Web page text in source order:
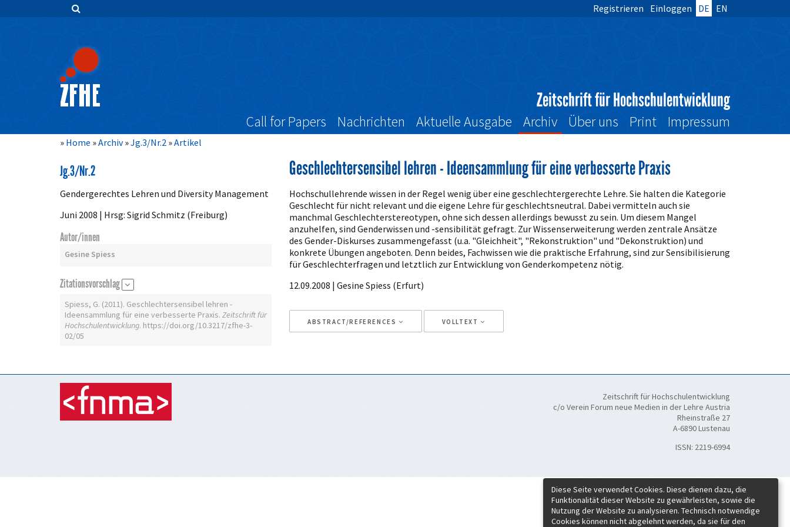
Zum
Hauptnavigation
Registrieren Einloggen DE EN
Zeitschrift für Hochschulentwicklung
Call for Papers Nachrichten Aktuelle Ausgabe Archiv Über uns Print Impressum
Home Archiv Jg.3/Nr.2 Artikel
Geschlechtersensibel lehren - Ideensammlung für eine verbesserte Praxis
Artikelinhalt
Hochschullehrende wissen in der Regel wenig über eine geschlechtergerechte Lehre. Sie halten die Kategorie
Geschlecht für nicht relevant und die eigene Lehre für geschlechtsneutral. Dabei vermitteln auch sie
manchmal Geschlechterstereotypen, ohne sich dessen allerdings bewusst zu sein. Um diesem Mangel
anzuhelfen, sind Genderwissen und -sensibilität gefragt. Zur Wissenserweiterung werden zentrale Ansätze
des Gender-Diskurses zusammengefasst (u.a. "Gleichheit", "Rekonstruktion" und "Dekonstruktion) und
konkrete Übungen angeboten. Denn beides, Fachwissen wie die praktische Erfahrung, sind zur Sensibilisierung
für Geschlechterfragen und letztlich zur Entwicklung von Genderkompetenz nötig.
12.09.2008 | Gesine Spiess (Erfurt)
ABSTRACT/REFERENCES VOLLTEXT
Jg.3/Nr.2
Gendergerechtes Lehren und Diversity Management
Juni 2008 | Hrsg: Sigrid Schmitz (Freiburg)
Autor/innen
Gesine Spiess
Zitationsvorschlag
Spiess, G. (2011). Geschlechtersensibel lehren -
Ideensammlung für eine verbesserte Praxis. Zeitschrift für
Hochschulentwicklung. https://doi.org/10.3217/zfhe-3-
02/05
Zeitschrift für Hochschulentwicklung
c/o Verein Forum neue Medien in der Lehre Austria
Rheinstraße 27
A-6890 Lustenau
ISSN: 2219-6994
Diese Seite verwendet Cookies. Diese dienen dazu, die
Funktionalität dieser Website zu gewährleisten, sowie die
Nutzung der Website zu analysieren. Technisch notwendige
Cookies können nicht abgelehnt werden, da sie für den